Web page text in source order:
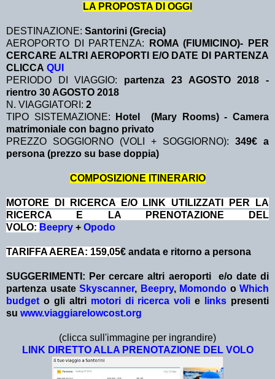
LA PROPOSTA DI OGGI
DESTINAZIONE: Santorini (Grecia)
AEROPORTO DI PARTENZA:
ROMA (FIUMICINO)- PER
CERCARE ALTRI AEROPORTI E/O DATE DI PARTENZA
CLICCA QUI
PERIODO DI VIAGGIO: partenza 23 AGOSTO 2018 -
rientro 30 AGOSTO 2018
N. VIAGGIATORI: 2
TIPO SISTEMAZIONE:
Hotel (Mary Rooms) - Camera
matrimoniale con bagno privato
PREZZO SOGGIORNO (VOLI + SOGGIORNO): 349€ a
persona (prezzo su base doppia)
COMPOSIZIONE ITINERARIO
MOTORE DI RICERCA E/O LINK UTILIZZATI PER LA
RICERCA E LA PRENOTAZIONE DEL
VOLO: Beepry + Opodo
TARIFFA AEREA: 159,05€ andata e ritorno a persona
SUGGERIMENTI: Per cercare altri aeroporti e/o date di
partenza usate Skyscanner, Beepry, Momondo o Which
budget o gli altri motori di ricerca voli e links presenti
su www.viaggiarelowcost.org
(clicca sull'immagine per ingrandire)
LINK DIRETTO ALLA PRENOTAZIONE DEL VOLO